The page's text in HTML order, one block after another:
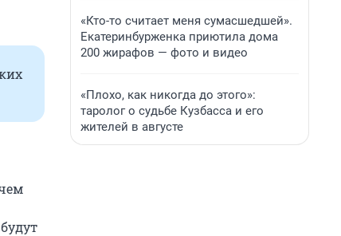
«Кто-то считает меня сумасшедшей».
Екатеринбурженка приютила дома
200 жирафов — фото и видео
«Плохо, как никогда до этого»:
таролог о судьбе Кузбасса и его
жителей в августе